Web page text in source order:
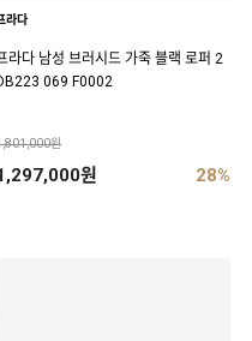
라다
라다 남성 브러시드 가죽 블랙 로퍼 2
069 F0002
원
원 28%